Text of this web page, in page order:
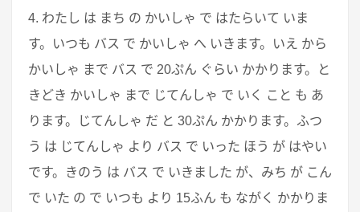
4. わたし は まち の かいしゃ で はたらいて いま
す。いつも バス で かいしゃ へ いきます。いえ から
かいしゃ まで バス で 20ぷん ぐらい かかります。と
きどき かいしゃ まで じてんしゃ で いく こと も あ
ります。じてんしゃ だ と 30ぷん かかります。ふつ
う は じてんしゃ より バス で いった ほう が はやい
です。きのう は バス で いきました が、みち が こん
で いた の で いつも より 15ふん も ながく かかりま